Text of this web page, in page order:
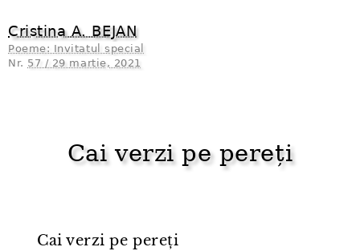
Cristina A. BEJAN
Poeme: Invitatul special
Nr. 57 / 29 martie, 2021
Cai verzi pe pereți
Cai verzi pe pereți